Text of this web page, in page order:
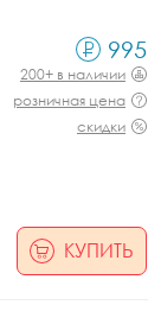
995
200+ в наличии
розничная цена
скидки
КУПИТЬ